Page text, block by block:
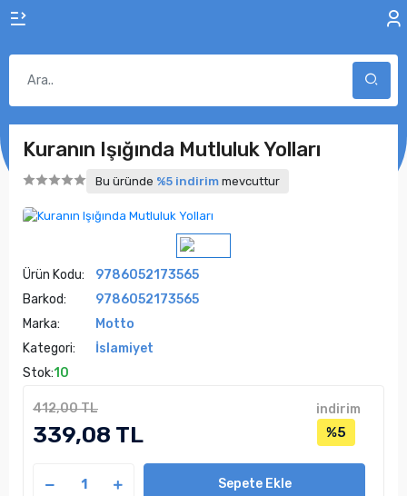
Kuranın Işığında Mutluluk Yolları
Bu üründe %5 indirim mevcuttur
Ürün Kodu:
9786052173565
Barkod:
9786052173565
Marka:
Motto
Kategori:
İslamiyet
Stok:10
412,00 TL
339,08 TL
indirim
%5
Sepete Ekle